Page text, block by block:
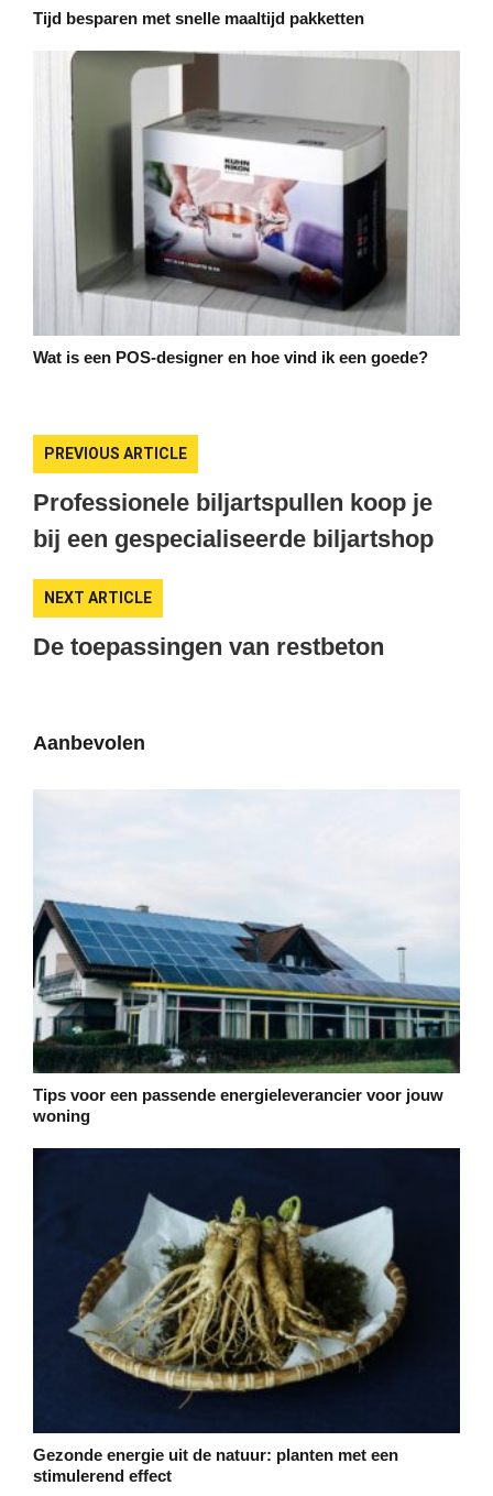
Tijd besparen met snelle maaltijd pakketten
Wat is een POS-designer en hoe vind ik een goede?
PREVIOUS ARTICLE
Professionele biljartspullen koop je
bij een gespecialiseerde biljartshop
NEXT ARTICLE
De toepassingen van restbeton
Aanbevolen
Tips voor een passende energieleverancier voor jouw
woning
Gezonde energie uit de natuur: planten met een
stimulerend effect